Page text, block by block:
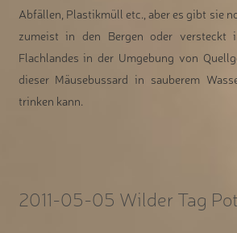
Abfällen, Plastikmüll etc., aber es gibt sie
zumeist in den Bergen oder versteckt
Flachlandes in der Umgebung von
dieser Mäusebussard in sauberem
trinken kann.
2011-05-05 Wilder Tag